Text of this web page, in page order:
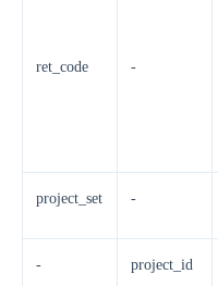
ret_code -
project_set -
- project_id